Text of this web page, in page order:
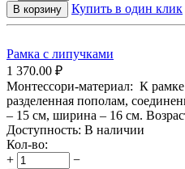
В корзину Купить в один клик
Рамка с липучками
1 370.00 ₽
Монтессори-материал: К рамке
разделенная пополам,
– 15 см, ширина – 16 см.
Доступность: В наличии
Кол-во:
+
−